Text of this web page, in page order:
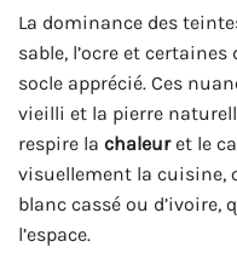
La dominance des
sable, l’ocre et
socle apprécié. Ces
vieilli et la pierre
respire la chaleuret le
visuellement la cuisine,
blanc cassé ou
l’espace.